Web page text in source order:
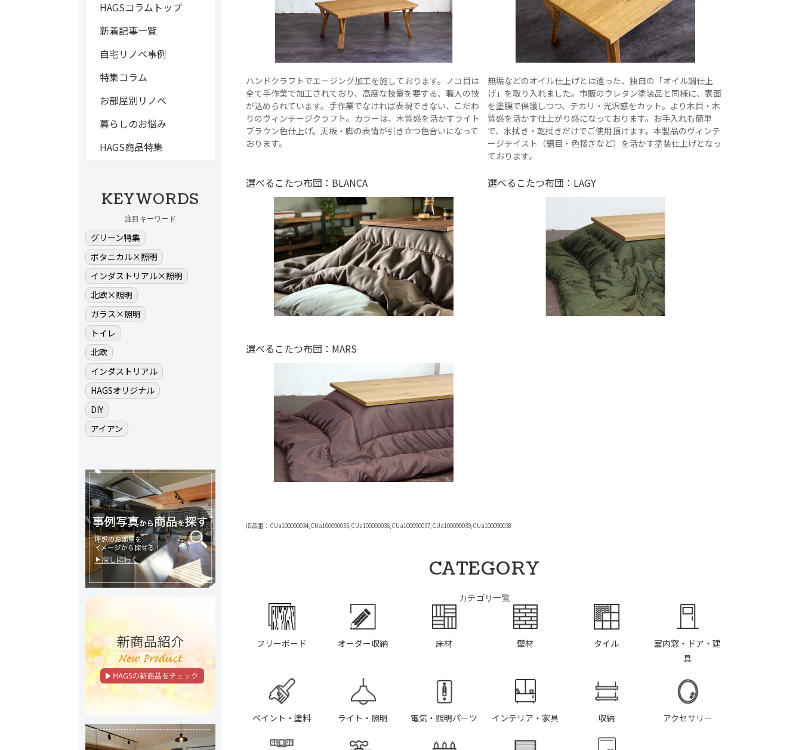
ハンドクラフトでエージング加工を施しております。ノコ目は
全て手作業で加工されており、高度な技量を要する、職人の技
が込められています。手作業でなければ表現できない、こだわ
りのヴィンテージクラフト。カラーは、木質感を活かすライト
ブラウン色仕上げ。天板・脚の表情が引き立つ色合いになって
おります。
無垢などのオイル仕上げとは違った、独自の「オイル調仕上
げ」を取り入れました。市販のウレタン塗装品と同様に、表面
を塗膜で保護しつつ、テカリ・光沢感をカット。より木目・木
質感を活かす仕上がり感になっております。お手入れも簡単
で、水拭き・乾拭きだけでご使用頂けます。本製品のヴィンテ
ージテイスト（鋸目・色接ぎなど）を活かす塗装仕上げとなっ
ております。
選べるこたつ布団：BLANCA 選べるこたつ布団：LAGY
選べるこたつ布団：MARS
旧品番：CUa100090034,CUa100090035,CUa100090036,CUa100090037,CUa100090039,CUa100090038
CATEGORY
カテゴリ一覧
フリーボード オーダー収納 床材 壁材 タイル
室内窓・ドア・建
具
ペイント・塗料 ライト・照明 電気・照明パーツ インテリア・家具 収納 アクセサリー
HAGSコラムトップ
新着記事一覧
自宅リノベ事例
特集コラム
お部屋別リノベ
暮らしのお悩み
HAGS商品特集
KEYWORDS
注目キーワード
グリーン特集
ボタニカル×照明
インダストリアル×照明
北欧×照明
ガラス×照明
トイレ
北欧
インダストリアル
HAGSオリジナル
DIY
アイアン